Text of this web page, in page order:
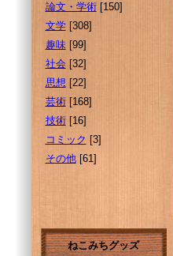
論文・学術[150]
文学[308]
趣味[99]
社会[32]
思想 [22]
芸術[168]
技術[16]
コミック [3]
その他[61]
ねこみちグッズ